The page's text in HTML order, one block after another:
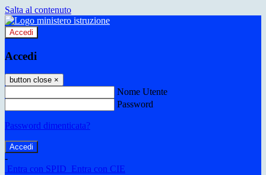
Salta al contenuto
Accedi
Accedi
button close ×
Nome Utente
Password
Password dimenticata?
-
Entra con SPID Entra con CIE